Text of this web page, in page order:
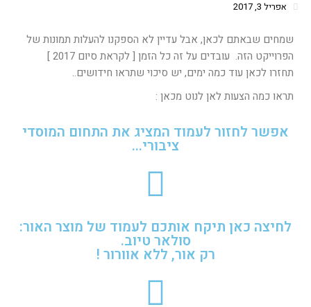
אפריל 3, 2017
שמחים שבאתם לכאן, אבל עדיין לא הספקנו להעלות תמונות של
הפרוייקט הזה. עובדים על זה כל הזמן [ לקראת סיום 2017 ]
תחזרו לכאן עוד כמה ימים, יש סיכוי שתראו חידושים..
תראו כמה הצעות לאן לנוט מכאן :
אפשר לחזור לעמוד המציג את התחום המוסדי
ציבורי...
לחיצה כאן תיקח אותכם לעמוד של מוצר האור:
סולאר טיוב.
רק אור, ללא אוורור !